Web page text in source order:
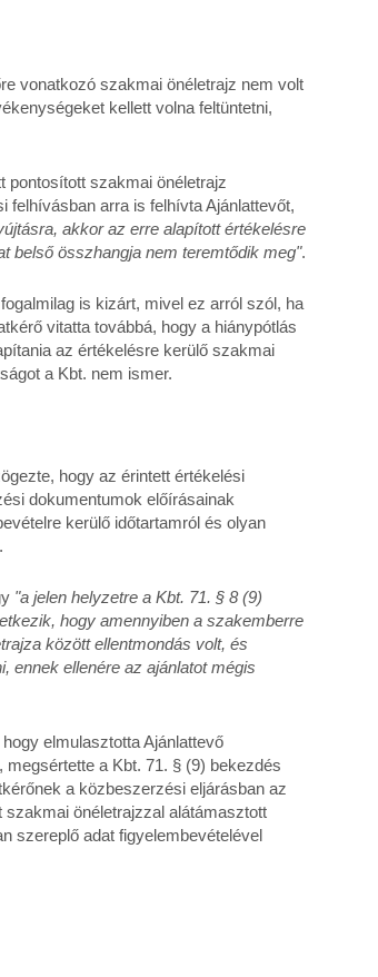
vonatkozó szakmai önéletrajz nem volt
kellett volna feltüntetni,
pontosított szakmai önéletrajz
felhívásban arra is felhívta Ajánlattevőt,
akkor az erre alapított értékelésre
belső összhangja nem teremtődik meg".
is kizárt, mivel ez arról szól, ha
vitatta továbbá, hogy a hiánypótlás
az értékelésre kerülő szakmai
a Kbt. nem ismer.
hogy az érintett értékelési
dokumentumok előírásainak
kerülő időtartamról és olyan
"a jelen helyzetre a Kbt. 71. § 8 (9)
hogy amennyiben a szakemberre
között ellentmondás volt, és
ennek ellenére az ajánlatot mégis
elmulasztotta Ajánlattevő
a Kbt. 71. § (9) bekezdés
a közbeszerzési eljárásban az
szakmai önéletrajzzal alátámasztott
szereplő adat figyelembevételével